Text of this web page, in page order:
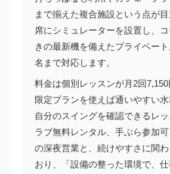
まで揃えた複合施設という点が
席にシミュレーターを設置し、
きの最新機を備えたプライベー
名まで対応します。
料金は個別レッスンが月2回
限定プランを使えば通いやすい
自分のスイングを確認できるレ
ラブ無料レンタル、手ぶら参加
の深夜営業と、続けやすさに関
おり、「設備の整った環境で、